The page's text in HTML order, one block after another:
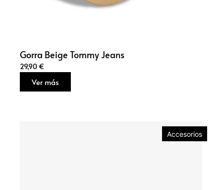
Gorra Beige Tommy Jeans
29,90 €
Ver más
Accesorios